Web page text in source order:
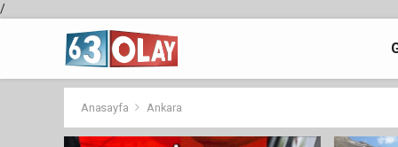
/
Anasayfa Ankara